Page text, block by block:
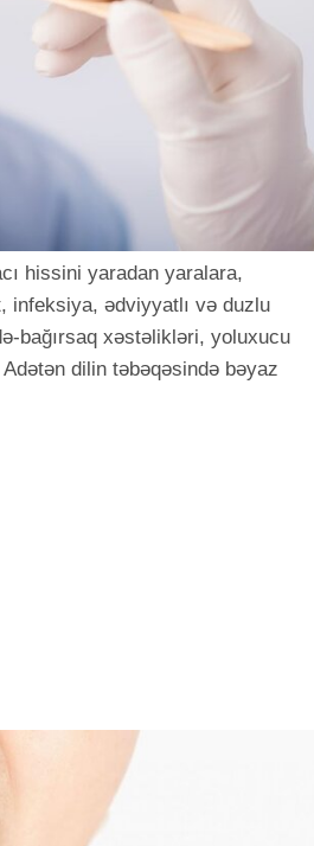
hissini yaradan yaralara,
ədviyyatlı və duzlu
bağırsaq xəstəlikləri, yoluxucu
dilin təbəqəsində bəyaz